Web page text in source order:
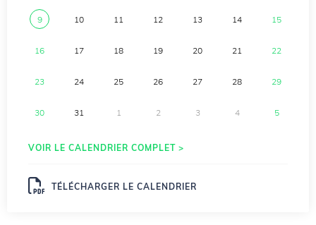
9 10 11 12 13 14 15
16 17 18 19 20 21 22
23 24 25 26 27 28 29
30 31 1 2 3 4 5
VOIR LE CALENDRIER COMPLET >
TÉLÉCHARGER LE CALENDRIER